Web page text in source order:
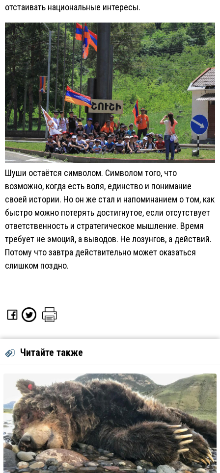
отстаивать национальные интересы.
Шуши остаётся символом. Символом того, что
возможно, когда есть воля, единство и понимание
своей истории. Но он же стал и напоминанием о том, как
быстро можно потерять достигнутое, если отсутствует
ответственность и стратегическое мышление. Время
требует не эмоций, а выводов. Не лозунгов, а действий.
Потому что завтра действительно может оказаться
слишком поздно.
Читайте также